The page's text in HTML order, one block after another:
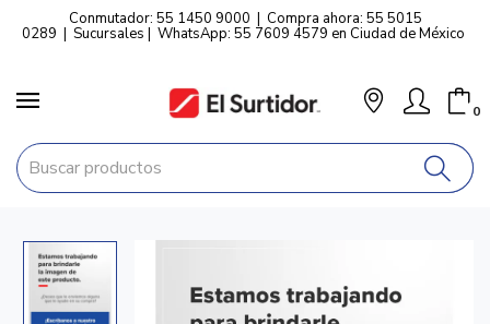
Conmutador: 55 1450 9000 | Compra ahora: 55 5015
0289 | Sucursales | WhatsApp: 55 7609 4579 en Ciudad de México
0